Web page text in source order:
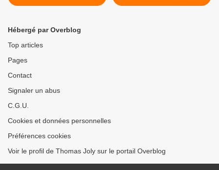
Hébergé par Overblog
Top articles
Pages
Contact
Signaler un abus
C.G.U.
Cookies et données personnelles
Préférences cookies
Voir le profil de Thomas Joly sur le portail Overblog